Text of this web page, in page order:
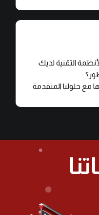
التقنية لديك
مع حلولنا المتقدمة